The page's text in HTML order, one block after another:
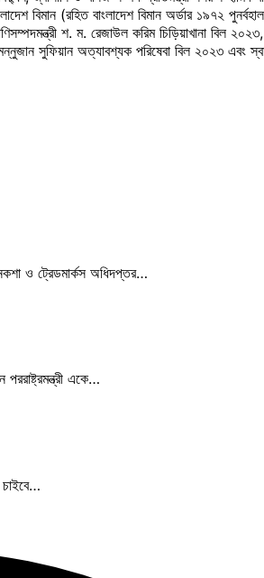
বিমান (রহিত বাংলাদেশ বিমান অর্ডার ১৯৭২
শ. ম. রেজাউল করিম চিড়িয়াখানা বিল ২০২৩,
সুফিয়ান অত্যাবশ্যক পরিষেবা বিল ২০২৩ এবং
নকশা ও ট্রেডমার্কস অধিদপ্তর…
একে…